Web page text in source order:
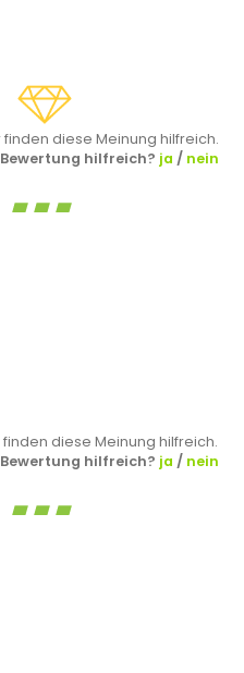
finden diese Meinung hilfreich.
hilfreich? ja / nein
finden diese Meinung hilfreich.
hilfreich? ja / nein